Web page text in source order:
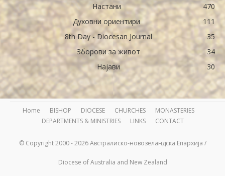
Настани
470
Духовни ориентири
111
8th Day - Diocesan Journal
35
Зборови за живот
34
Најави
30
Home BISHOP DIOCESE CHURCHES
MONASTERIES
DEPARTMENTS & MINISTRIES
LINKS CONTACT
© Copyright 2000 - 2026 Австралиско-новозеландска Епархија /
Diocese of Australia and New Zealand